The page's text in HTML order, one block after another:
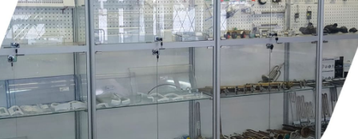
Спасибо!
Менеджер свяжется с вами в